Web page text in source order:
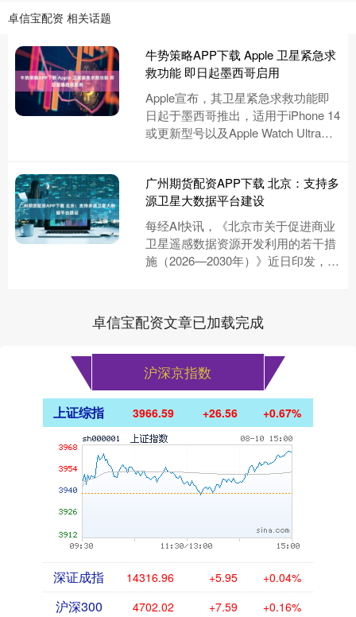
卓信宝配资 相关话题
牛势策略APP下载 Apple 卫星紧急求
救功能 即日起墨西哥启用
Apple宣布，其卫星紧急求救功能即
日起于墨西哥推出，适用于iPhone 14
或更新型号以及Apple Watch Ultra
广州期货配资APP下载 北京：支持多
源卫星大数据平台建设
每经AI快讯，《北京市关于促进商业
卫星遥感数据资源开发利用的若干措
施（2026—2030年）》近日印发，其
卓信宝配资文章已加载完成
沪深京指数
上证综指 3966.59 +26.56 +0.67%
深证成指 14316.96 +5.95 +0.04%
沪深300 4702.02 +7.59 +0.16%